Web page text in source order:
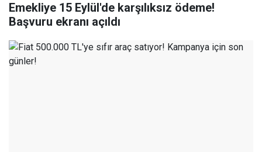
Emekliye 15 Eylül'de karşılıksız ödeme!
Başvuru ekranı açıldı